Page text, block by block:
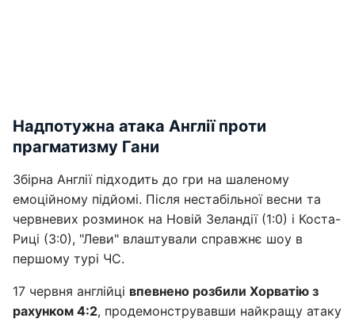
Надпотужна атака Англії проти
прагматизму Гани
Збірна Англії підходить до гри на шаленому
емоційному підйомі. Після нестабільної весни та
червневих розминок на Новій Зеландії (1:0) і Коста-
Риці (3:0), "Леви" влаштували справжнє шоу в
першому турі ЧС.
17 червня англійці впевнено розбили Хорватію з
рахунком 4:2, продемонструвавши найкращу атаку